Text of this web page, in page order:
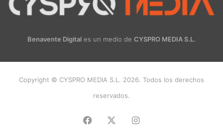
Benavente Digital es un medio de CYSPRO MEDIA S.L.
Copyright © CYSPRO MEDIA S.L. 2026. Todos los derechos
reservados.
Facebook Instagram